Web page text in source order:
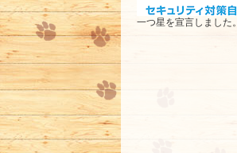
一つ星を宣言しました。